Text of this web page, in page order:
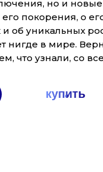
купить
но и
покорения, о
об уникальных
нигде в мире.
что узнали, со